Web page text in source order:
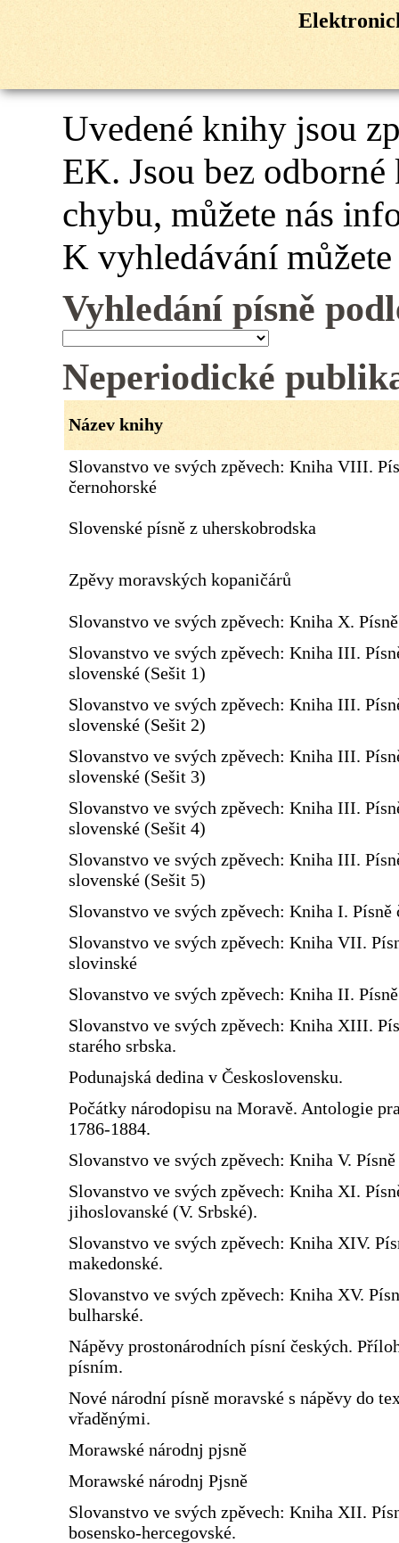
Uvedené knihy jsou
EK. Jsou bez
chybu, můžete nás
K vyhledávání
Vyhledání písně
Neperiodické
Název knihy
Slovanstvo ve svých zpěvech: Kniha VIII.
černohorské
Slovenské písně z uherskobrodska
Zpěvy moravských kopaničárů
Slovanstvo ve svých zpěvech: Kniha X.
Slovanstvo ve svých zpěvech: Kniha III.
slovenské (Sešit 1)
Slovanstvo ve svých zpěvech: Kniha III.
slovenské (Sešit 2)
Slovanstvo ve svých zpěvech: Kniha III.
slovenské (Sešit 3)
Slovanstvo ve svých zpěvech: Kniha III.
slovenské (Sešit 4)
Slovanstvo ve svých zpěvech: Kniha III.
slovenské (Sešit 5)
Slovanstvo ve svých zpěvech: Kniha I. Písně
Slovanstvo ve svých zpěvech: Kniha VII.
slovinské
Slovanstvo ve svých zpěvech: Kniha II.
Slovanstvo ve svých zpěvech: Kniha XIII.
starého srbska.
Podunajská dedina v Československu.
Počátky národopisu na Moravě. Antologie
1786-1884.
Slovanstvo ve svých zpěvech: Kniha V.
Slovanstvo ve svých zpěvech: Kniha XI.
jihoslovanské (V. Srbské).
Slovanstvo ve svých zpěvech: Kniha XIV.
makedonské.
Slovanstvo ve svých zpěvech: Kniha XV.
bulharské.
Nápěvy prostonárodních písní českých.
písním.
Nové národní písně moravské s nápěvy do
vřaděnými.
Morawské národnj pjsně
Morawské národnj Pjsně
Slovanstvo ve svých zpěvech: Kniha XII.
bosensko-hercegovské.